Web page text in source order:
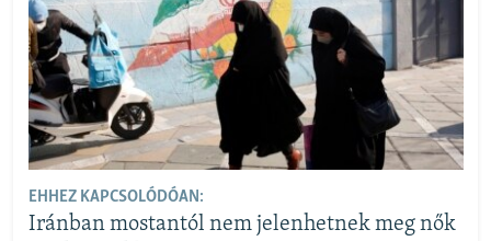
EHHEZ KAPCSOLÓDÓAN:
Iránban mostantól nem jelenhetnek meg nők